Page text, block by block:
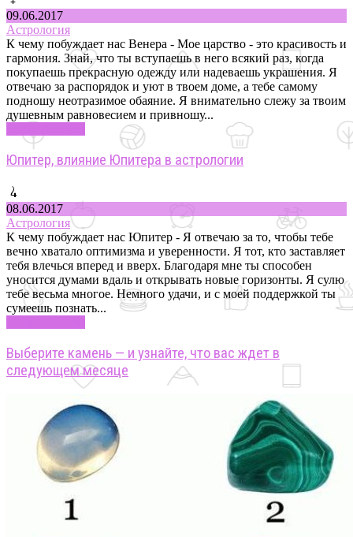
09.06.2017
Астрология
К чему побуждает нас Венера - Мое царство - это красивость и
гармония. Знай, что ты вступаешь в него всякий раз, когда
покупаешь прекрасную одежду или надеваешь украшения. Я
отвечаю за распорядок и уют в твоем доме, а тебе самому
подношу неотразимое обаяние. Я внимательно слежу за твоим
душевным равновесием и привношу...
Юпитер, влияние Юпитера в астрологии
08.06.2017
Астрология
К чему побуждает нас Юпитер - Я отвечаю за то, чтобы тебе
вечно хватало оптимизма и уверенности. Я тот, кто заставляет
тебя влечься вперед и вверх. Благодаря мне ты способен
уносится думами вдаль и открывать новые горизонты. Я сулю
тебе весьма многое. Немного удачи, и с моей поддержкой ты
сумеешь познать...
Выберите камень — и узнайте, что вас ждет в
следующем месяце